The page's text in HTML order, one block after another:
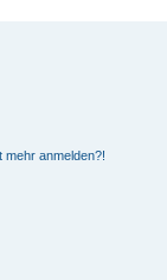
mehr anmelden?!